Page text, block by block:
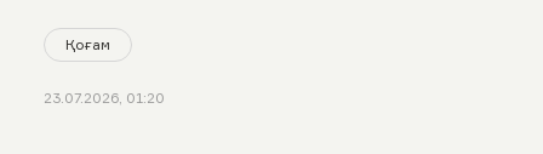
Қоғам
23.07.2026, 01:20